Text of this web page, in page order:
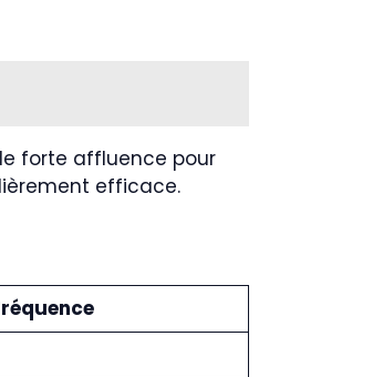
forte affluence pour
efficace.